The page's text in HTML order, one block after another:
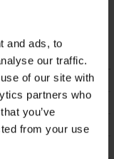
and ads, to
our traffic.
of our site with
partners who
you’ve
from your use